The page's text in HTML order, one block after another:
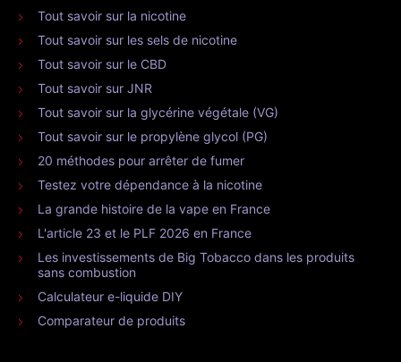
Tout savoir sur la nicotine
Tout savoir sur les sels de nicotine
Tout savoir sur le CBD
Tout savoir sur JNR
Tout savoir sur la glycérine végétale (VG)
Tout savoir sur le propylène glycol (PG)
20 méthodes pour arrêter de fumer
Testez votre dépendance à la nicotine
La grande histoire de la vape en France
L'article 23 et le PLF 2026 en France
Les investissements de Big Tobacco dans les produits
sans combustion
Calculateur e-liquide DIY
Comparateur de produits